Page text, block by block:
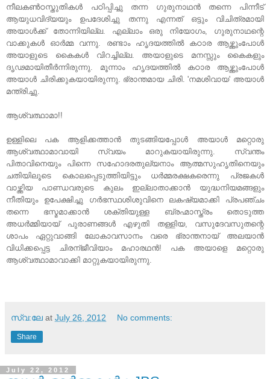
നീലകൺഠസ്തുതികള്‍ പഠിപ്പിച്ചു തന്ന ഗുരുനാഥന്‍ തന്നെ പിന്നീട്
ആയുധവിദ്യയും ഉപദേശിച്ചു തന്നു എന്നത് ഒട്ടും വിചിത്രമായി
അയാള്‍ക്ക് തോന്നിയില്ല. എല്ലാം ഒരു നിയോഗം, ഗുരുനാഥന്റെ
വാക്കുകള്‍ ഓര്‍മ്മ വന്നു. രണ്ടാം ഹൃദയത്തില്‍ കഠാര ആഴ്ത്തുംപോള്‍
അയാളുടെ കൈകള്‍ വിറച്ചില്ല. അയാളുടെ മനസ്സും കൈകളും
ദൃഢമായിതീര്‍ന്നിരുന്നു. മൂന്നാം ഹൃദയത്തില്‍ കഠാര ആഴ്ത്തുംപോള്‍
അയാള്‍ ചിരിക്കുകയായിരുന്നു. ഭ്രാന്തമായ ചിരി. 'നമശിവായ' അയാള്‍
മന്ത്രിച്ചു.
ആശ്വത്ഥാമാ!!
ഉള്ളിലെ പക ആളിക്കത്താന്‍ തുടങ്ങിയപ്പോള്‍ അയാള്‍ മറ്റൊരു
ആശ്വത്ഥാമാവായി സ്വയം മാറുകയായിരുന്നു. സ്വന്തം
പിതാവിനെയും പിന്നെ സഹോദരതുല്യനാം ആത്മസുഹൃതിനെയും
ചതിയിലൂടെ കൊലപ്പെടുത്തിയിട്ടും ധര്‍മ്മരക്ഷകരെന്നു പ്രജകള്‍
വാഴ്ത്തിയ പാണ്ഡവരുടെ കുലം ഇല്ലാതാക്കാന്‍ യുദ്ധനിയമങ്ങളും
നീതിയും ഉപേക്ഷിച്ചു ഗര്‍ഭസ്ഥശിശുവിനെ ലകഷ്യമാക്കി പ്രപഞ്ചം
തന്നെ ഭസ്മമാക്കാന്‍ ശക്തിയുള്ള ബ്രഹ്മാസ്ത്രം തൊടുത്ത
അധര്‍മ്മിയായ് പുരാണങ്ങള്‍ എഴുതി തള്ളിയ, വസുദേവസുതന്റെ
ശാപം ഏറ്റുവാങ്ങി ലോകാവസാനം വരെ ഭ്രാന്തനായ് അലയാന്‍
വിധിക്കപ്പെട്ട ചിരന്ജീവിയാം മഹാരഥന്‍! പക അയാളെ മറ്റൊരു
ആശ്വത്ഥാമാവാക്കി മാറ്റുകയായിരുന്നു.
സ്വ:ലേ at July 26, 2012 No comments:
Share
July 22, 2012